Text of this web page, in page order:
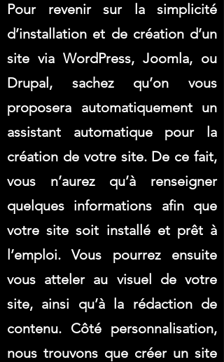
Pour revenir sur la simplicité
d’installation et de création d’un
site via WordPress, Joomla, ou
Drupal, sachez qu’on vous
proposera automatiquement un
assistant automatique pour la
création de votre site. De ce fait,
vous n’aurez qu’à renseigner
quelques informations afin que
votre site soit installé et prêt à
l’emploi. Vous pourrez ensuite
vous atteler au visuel de votre
site, ainsi qu’à la rédaction de
contenu. Côté personnalisation,
nous trouvons que créer un site